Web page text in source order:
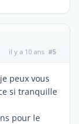
il y a 10 ans #5
peux vous
si tranquille
pour le